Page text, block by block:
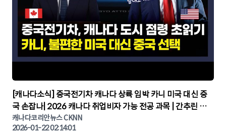
▶
[캐나다소식] 중국전기차 캐나다 상륙 임박 카니 미국 대신 중
국 손잡나| 2026 캐나다 취업비자 가능 전공 과목 | 간추린 캐
나다뉴스 | CKNNEWS, 캐나다코리안뉴스
캐나다코리안뉴스 CKNN
2026-01-22 02:14:01